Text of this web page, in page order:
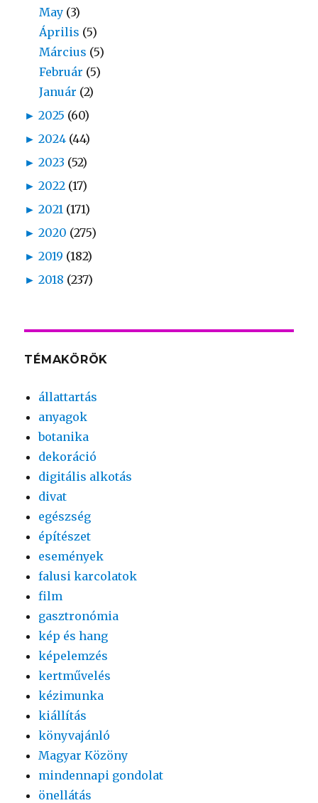
May (3)
Április (5)
Március (5)
Február (5)
Január (2)
► 2025 (60)
► 2024 (44)
► 2023 (52)
► 2022 (17)
► 2021 (171)
► 2020 (275)
► 2019 (182)
► 2018 (237)
TÉMAKÖRÖK
állattartás
anyagok
botanika
dekoráció
digitális alkotás
divat
egészség
építészet
események
falusi karcolatok
film
gasztronómia
kép és hang
képelemzés
kertművelés
kézimunka
kiállítás
könyvajánló
Magyar Közöny
mindennapi gondolat
önellátás